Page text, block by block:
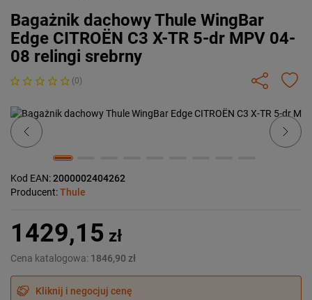
Bagażnik dachowy Thule WingBar
Edge CITROËN C3 X-TR 5-dr MPV 04-
08 relingi srebrny
(0)
Previous Next
Kod EAN:2000002404262
Producent:Thule
1429,15 zł
Cena katalogowa: 1846,90 zł
Kliknij i negocjuj cenę